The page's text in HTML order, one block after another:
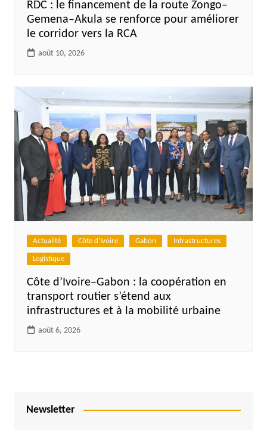
RDC : le financement de la route Zongo–
Gemena–Akula se renforce pour améliorer
le corridor vers la RCA
août 10, 2026
Actualité Côte d'Ivoire Gabon Infrastructures
Logistique
Côte d’Ivoire–Gabon : la coopération en
transport routier s’étend aux
infrastructures et à la mobilité urbaine
août 6, 2026
Newsletter